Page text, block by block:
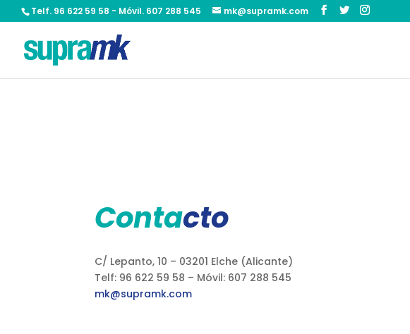
Telf. 96 622 59 58 - Móvil. 607 288 545 mk@supramk.com
Contacto
C/ Lepanto, 10 – 03201 Elche (Alicante)
Telf: 96 622 59 58 – Móvil: 607 288 545
mk@supramk.com